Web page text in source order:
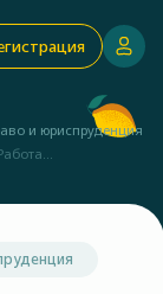
и юриспруденция